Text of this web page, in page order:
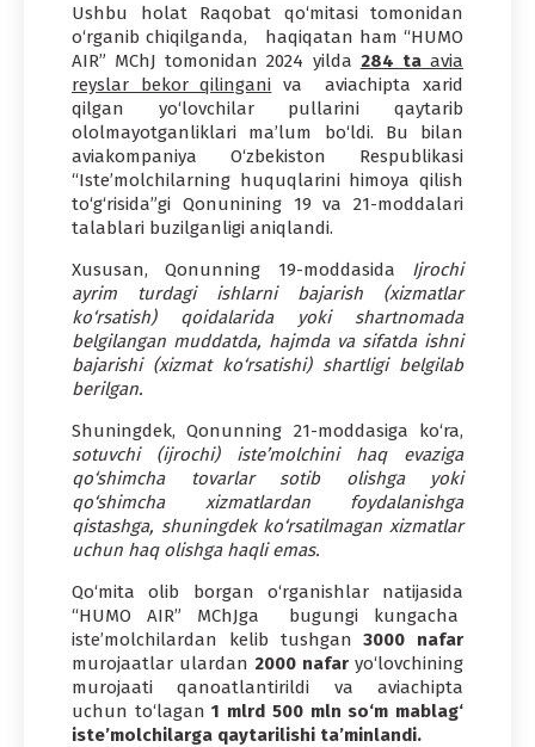
Ushbu holat Raqobat qo‘mitasi tomonidan
o‘rganib chiqilganda, haqiqatan ham “HUMO
AIR” MChJ tomonidan 2024 yilda 284 taavia
reyslar bekor qilingani va aviachipta xarid
qilgan yo‘lovchilar pullarini qaytarib
ololmayotganliklari ma’lum bo‘ldi. Bu bilan
aviakompaniya O‘zbekiston Respublikasi
“Iste’molchilarning huquqlarini himoya qilish
to‘g‘risida”gi Qonunining 19 va 21-moddalari
talablari buzilganligi aniqlandi.
Xususan, Qonunning 19-moddasida Ijrochi
ayrim turdagi ishlarni bajarish (xizmatlar
ko‘rsatish) qoidalarida yoki shartnomada
belgilangan muddatda, hajmda va sifatda ishni
bajarishi (xizmat ko‘rsatishi) shartligi belgilab
berilgan.
Shuningdek, Qonunning 21-moddasiga ko‘ra,
sotuvchi (ijrochi) iste’molchini haq evaziga
qo‘shimcha tovarlar sotib olishga yoki
qo‘shimcha xizmatlardan foydalanishga
qistashga, shuningdek ko‘rsatilmagan xizmatlar
uchun haq olishga haqli emas.
Qo‘mita olib borgan o‘rganishlar natijasida
“HUMO AIR” MChJga bugungi kungacha
iste’molchilardan kelib tushgan3000 nafar
murojaatlar ulardan 2000 nafar yo‘lovchining
murojaati qanoatlantirildi va aviachipta
uchun to‘lagan1 mlrd 500 mln so‘m mablag‘
iste’molchilarga qaytarilishi ta’minlandi.